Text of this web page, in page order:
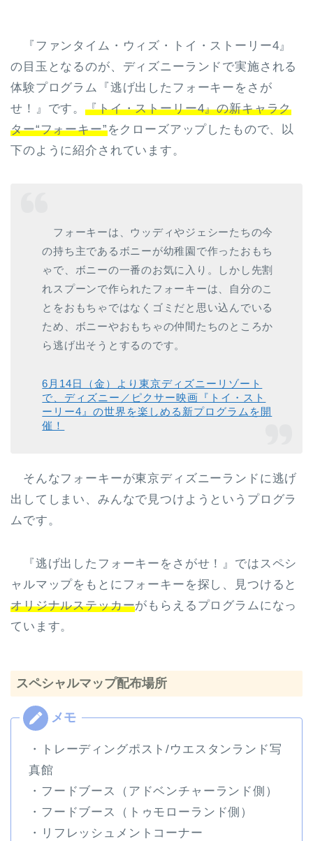
『ファンタイム・ウィズ・トイ・ストーリー4』
の目玉となるのが、ディズニーランドで実施される
体験プログラム『逃げ出したフォーキーをさが
せ！』です。『トイ・ストーリー4』の新キャラク
ター“フォーキー”をクローズアップしたもので、以
下のように紹介されています。
フォーキーは、ウッディやジェシーたちの今
の持ち主であるボニーが幼稚園で作ったおもち
ゃで、ボニーの一番のお気に入り。しかし先割
れスプーンで作られたフォーキーは、自分のこ
とをおもちゃではなくゴミだと思い込んでいる
ため、ボニーやおもちゃの仲間たちのところか
ら逃げ出そうとするのです。
6月14日（金）より東京ディズニーリゾート
で、ディズニー／ピクサー映画『トイ・スト
ーリー4』の世界を楽しめる新プログラムを開
催！
そんなフォーキーが東京ディズニーランドに逃げ
出してしまい、みんなで見つけようというプログラ
ムです。
『逃げ出したフォーキーをさがせ！』ではスペシ
ャルマップをもとにフォーキーを探し、見つけると
オリジナルステッカーがもらえるプログラムになっ
ています。
スペシャルマップ配布場所
・トレーディングポスト/ウエスタンランド写
真館
・フードブース（アドベンチャーランド側）
・フードブース（トゥモローランド側）
・リフレッシュメントコーナー